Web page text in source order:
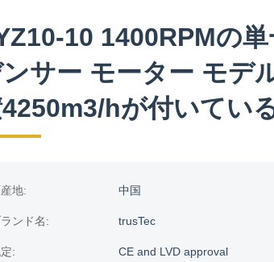
10 1400RPMの
サー モーター モデ
hが付いてい
地: 中国
ンド名: trusTec
: CE and LVD approval